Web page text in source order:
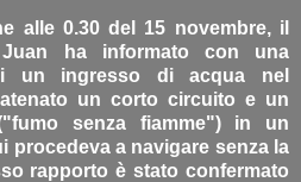
alle 0.30 del 15 novembre, il
ha informato con una
un ingresso di acqua nel
un corto circuito e un
senza fiamme") in un
procedeva a navigare senza la
rapporto è stato confermato